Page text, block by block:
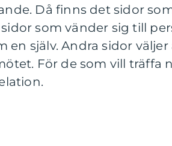
Då finns det sidor
som vänder sig till
en själv. Andra sidor
För de som vill träffa